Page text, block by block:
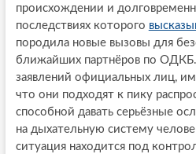
происхождении и
последствиях которого
породила новые вызовы для
ближайших партнёров по ОДКБ.
заявлений официальных лиц,
что они подходят к пику
способной давать серьёзные
на дыхательную систему
ситуация находится под